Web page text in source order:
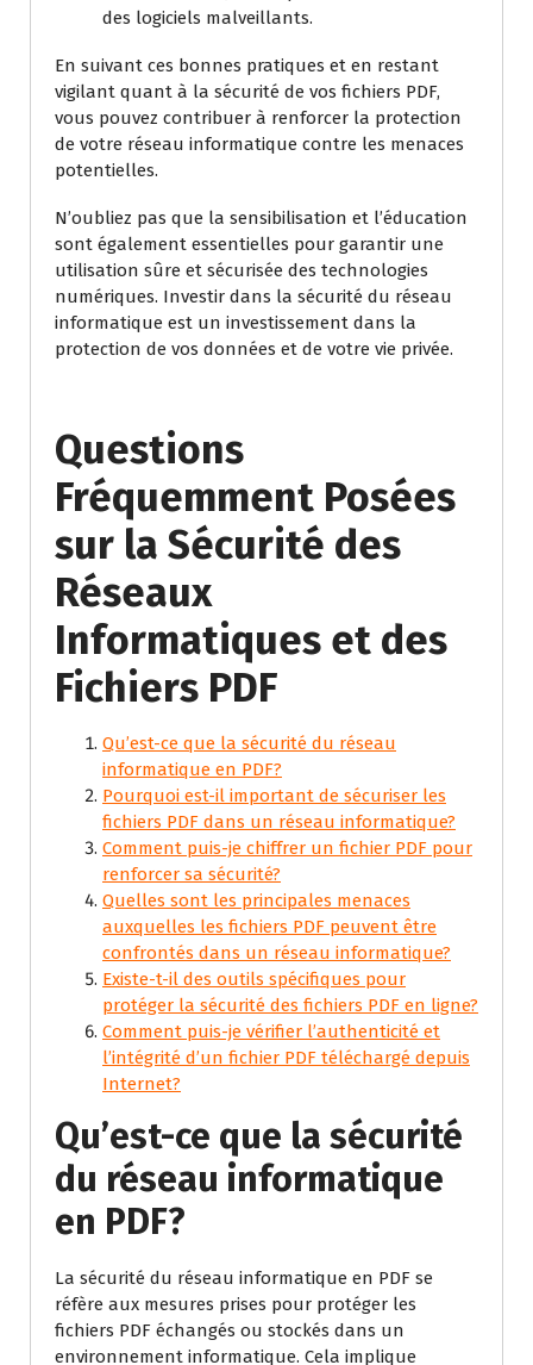
des logiciels malveillants.
En suivant ces bonnes pratiques et en restant
vigilant quant à la sécurité de vos fichiers PDF,
vous pouvez contribuer à renforcer la protection
de votre réseau informatique contre les menaces
potentielles.
N’oubliez pas que la sensibilisation et l’éducation
sont également essentielles pour garantir une
utilisation sûre et sécurisée des technologies
numériques. Investir dans la sécurité du réseau
informatique est un investissement dans la
protection de vos données et de votre vie privée.
Questions
Fréquemment Posées
sur la Sécurité des
Réseaux
Informatiques et des
Fichiers PDF
Qu’est-ce que la sécurité du réseau
informatique en PDF?
Pourquoi est-il important de sécuriser les
fichiers PDF dans un réseau informatique?
Comment puis-je chiffrer un fichier PDF pour
renforcer sa sécurité?
Quelles sont les principales menaces
auxquelles les fichiers PDF peuvent être
confrontés dans un réseau informatique?
Existe-t-il des outils spécifiques pour
protéger la sécurité des fichiers PDF en ligne?
Comment puis-je vérifier l’authenticité et
l’intégrité d’un fichier PDF téléchargé depuis
Internet?
Qu’est-ce que la sécurité
du réseau informatique
en PDF?
La sécurité du réseau informatique en PDF se
réfère aux mesures prises pour protéger les
fichiers PDF échangés ou stockés dans un
environnement informatique. Cela implique